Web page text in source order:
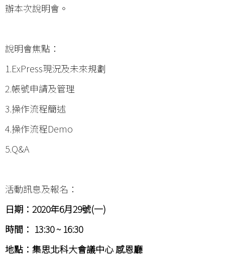
辦本次說明會。
說明會焦點：
1.ExPress現況及未來規劃
2.帳號申請及管理
3.操作流程簡述
4.操作流程Demo
5.Q&A
活動訊息及報名：
日期：2020年6月29號(一)
時間： 13:30 ~ 16:30
地點：集思北科大會議中心感恩廳